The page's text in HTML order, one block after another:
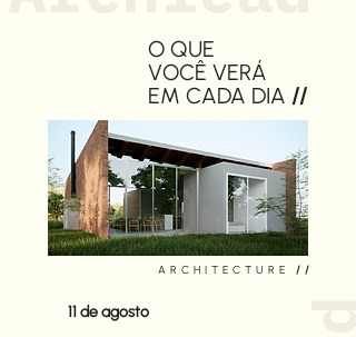
O QUE
VOCÊ VERÁ
EM CADA DIA //
ARCHITECTURE //
11 de agosto